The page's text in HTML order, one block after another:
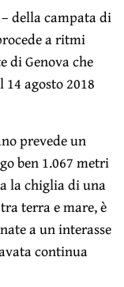
della campata di
a ritmi
di Genova che
agosto 2018
prevede un
ben 1.067 metri
la chiglia di una
terra e mare, è
a un interasse
continua